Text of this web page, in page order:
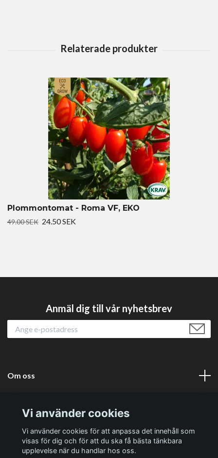
Plommontomat - Roma VF, EKO
49.00 SEK 24.50 SEK
Anmäl dig till vår nyhetsbrev
Om oss
Sociala medier
Vi använder cookies
Vi använder cookies för att anpassa det innehåll som
visas för dig och för att du ska få bästa tänkbara
upplevelse när du handlar hos oss.